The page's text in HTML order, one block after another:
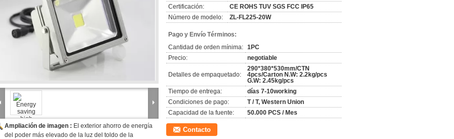
Ampliación de imagen : El exterior ahorro de energía
del poder más elevado de la luz del toldo de la
Certificación:
CE ROHS TUV SGS FCC IP65
Número de modelo:
ZL-FL225-20W
Pago y Envío Términos:
Cantidad de orden mínima: 1PC
Precio:
negotiable
Detalles de empaquetado:
290*380*530mm/CTN
4pcs/Carton N.W: 2.2kg/pcs
G.W: 2.45kg/pcs
Tiempo de entrega:
días 7-10working
Condiciones de pago:
T / T, Western Union
Capacidad de la fuente:
50.000 PCS / Mes
Contacto